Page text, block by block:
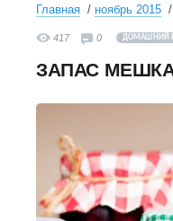
Главная ноябрь 2015
417 0 ДОМАШНИЙ
ЗАПАС